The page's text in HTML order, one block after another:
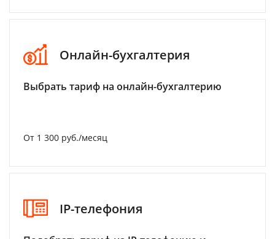
Онлайн-бухгалтерия
Выбрать тариф на онлайн-бухгалтерию
От 1 300 руб./месяц
IP-телефония